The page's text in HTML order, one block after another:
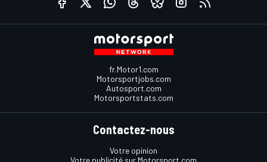
fr.Motor1.com
Motorsportjobs.com
Autosport.com
Motorsportstats.com
Contactez-nous
Votre opinion